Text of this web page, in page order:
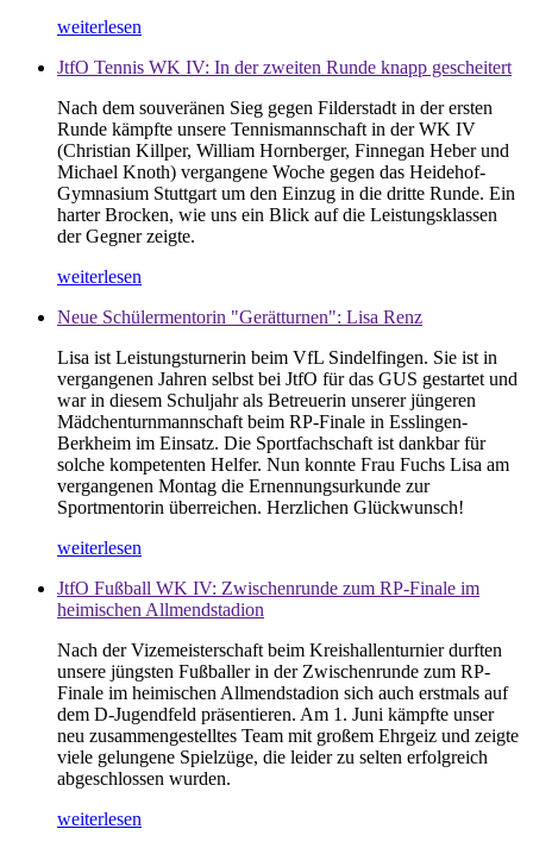
weiterlesen
JtfO Tennis WK IV: In der zweiten Runde knapp gescheitert
Nach dem souveränen Sieg gegen Filderstadt in der ersten
Runde kämpfte unsere Tennismannschaft in der WK IV
(Christian Killper, William Hornberger, Finnegan Heber und
Michael Knoth) vergangene Woche gegen das Heidehof-
Gymnasium Stuttgart um den Einzug in die dritte Runde. Ein
harter Brocken, wie uns ein Blick auf die Leistungsklassen
der Gegner zeigte.
weiterlesen
Neue Schülermentorin "Gerätturnen": Lisa Renz
Lisa ist Leistungsturnerin beim VfL Sindelfingen. Sie ist in
vergangenen Jahren selbst bei JtfO für das GUS gestartet und
war in diesem Schuljahr als Betreuerin unserer jüngeren
Mädchenturnmannschaft beim RP-Finale in Esslingen-
Berkheim im Einsatz. Die Sportfachschaft ist dankbar für
solche kompetenten Helfer. Nun konnte Frau Fuchs Lisa am
vergangenen Montag die Ernennungsurkunde zur
Sportmentorin überreichen. Herzlichen Glückwunsch!
weiterlesen
JtfO Fußball WK IV: Zwischenrunde zum RP-Finale im
heimischen Allmendstadion
Nach der Vizemeisterschaft beim Kreishallenturnier durften
unsere jüngsten Fußballer in der Zwischenrunde zum RP-
Finale im heimischen Allmendstadion sich auch erstmals auf
dem D-Jugendfeld präsentieren. Am 1. Juni kämpfte unser
neu zusammengestelltes Team mit großem Ehrgeiz und zeigte
viele gelungene Spielzüge, die leider zu selten erfolgreich
abgeschlossen wurden.
weiterlesen